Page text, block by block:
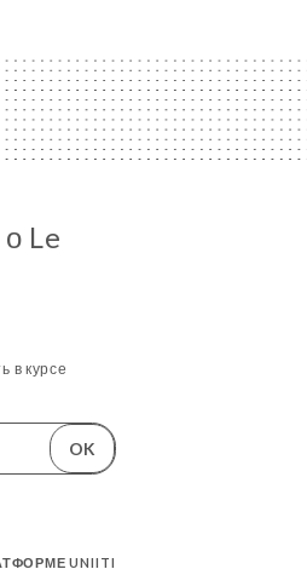
Le
в курсе
OK
UNIITI